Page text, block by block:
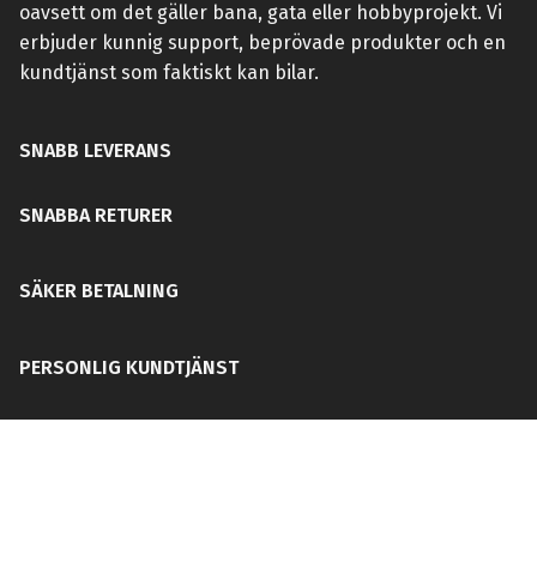
oavsett om det gäller bana, gata eller hobbyprojekt. Vi
erbjuder kunnig support, beprövade produkter och en
kundtjänst som faktiskt kan bilar.
SNABB LEVERANS
SNABBA RETURER
SÄKER BETALNING
PERSONLIG KUNDTJÄNST